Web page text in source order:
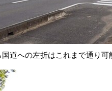
道への左折はこれまで通り可